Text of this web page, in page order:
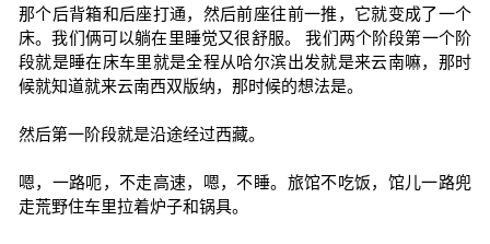
那个后背箱和后座打通，然后前座往前一推，它就变成了一个
床。我们俩可以躺在里睡觉又很舒服。 我们两个阶段第一个阶
段就是睡在床车里就是全程从哈尔滨出发就是来云南嘛，那时
候就知道就来云南西双版纳，那时候的想法是。
然后第一阶段就是沿途经过西藏。
嗯，一路呃，不走高速，嗯，不睡。旅馆不吃饭，馆儿一路兜
走荒野住车里拉着炉子和锅具。